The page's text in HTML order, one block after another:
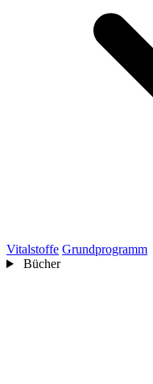
Vitalstoffe Grundprogramm
Bücher